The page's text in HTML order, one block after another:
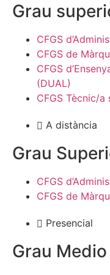
Grau
CFGS
CFGS de
CFGS
(DUAL)
CFGS Tècnic/
A distància
Grau
CFGS
CFGS de
Presencial
Grau Medio